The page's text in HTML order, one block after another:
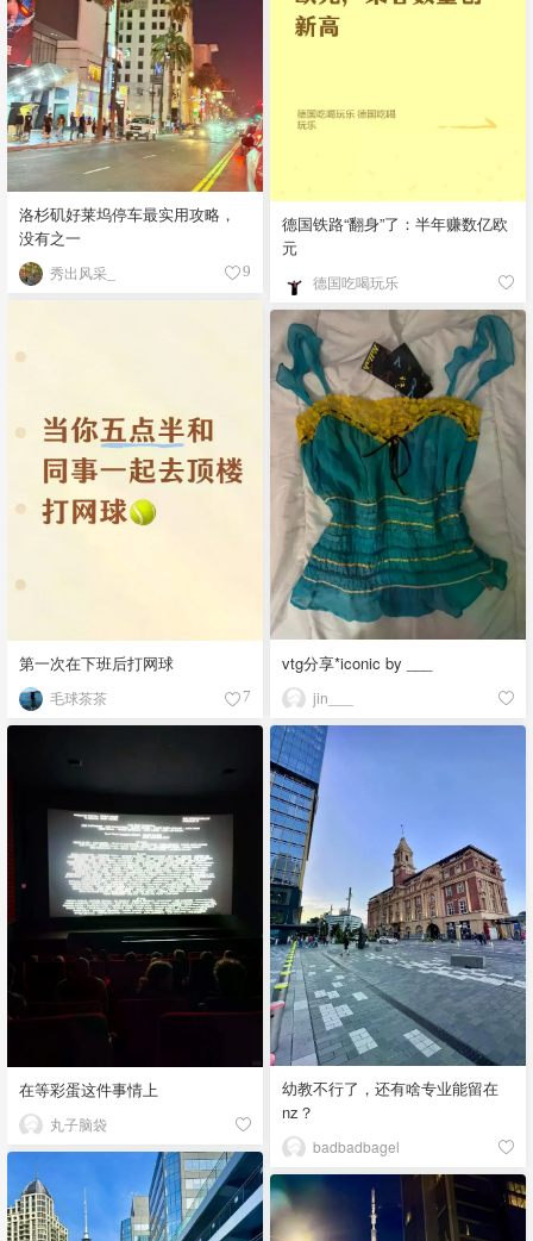
德国铁路“翻身”了：半年赚数亿欧
元
德国吃喝玩乐
洛杉矶好莱坞停车最实用攻略，
没有之一
秀出风采_ 9
第一次在下班后打网球
毛球茶茶 7
vtg分享*iconic by ___
jin___
幼教不行了，还有啥专业能留在
nz？
badbadbagel
在等彩蛋这件事情上
丸子脑袋